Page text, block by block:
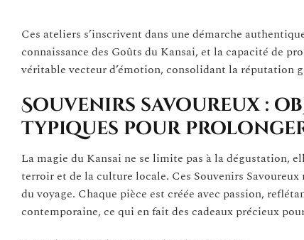
Ces ateliers s’inscrivent dans une démarche
connaissance des Goûts du Kansai, et la capacité de
véritable vecteur d’émotion, consolidant la réputation
Souvenirs savoureux :
typiques pour
La magie du Kansai ne se limite pas à la dégustation,
terroir et de la culture locale. Ces Souvenirs
du voyage. Chaque pièce est créée avec passion,
contemporaine, ce qui en fait des cadeaux précieux